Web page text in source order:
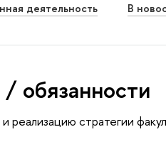
деятельность
В
обязанности
реализацию стратегии